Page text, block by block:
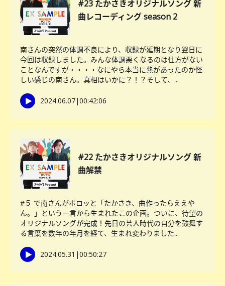
#23 たかさきオリジナルソング 新
曲レコーディング season 2
南さんの突然の体調不良により、収録が延期となり翌日に
今回は収録しました。みんな体調悪くなるのは仕方がない
ことなんですが・・・・なにやら本当に熱があったのか怪
しい感じの南さん。真相はいかに？！？そして、...
2024.06.07|00:42:06
#22 たかさきオリジナルソング 新
曲解禁
#５ で南さんがポロッと「たかさき、曲作ったらええや
ん。」という一言から生まれたこの企画。ついに、待望の
オリジナルソングが完成！先日の芸人時代の自分を鼓舞す
る言葉を数年の年月を経て、生まれ変わりました...
2024.05.31 |00:50:27